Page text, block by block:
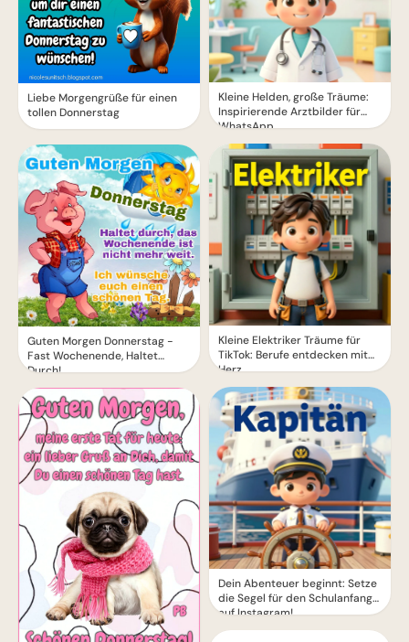
Liebe Morgengrüße für einen
tollen Donnerstag
Guten Morgen Donnerstag -
Fast Wochenende, Haltet
Durch!
Kleine Helden, große Träume:
Inspirierende Arztbilder für
WhatsApp.
Kleine Elektriker Träume für
TikTok: Berufe entdecken mit
Herz
Dein Abenteuer beginnt: Setze
die Segel für den Schulanfang
auf Instagram!